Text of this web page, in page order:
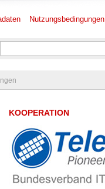
Nutzungsbedingungen
KOOPERATION